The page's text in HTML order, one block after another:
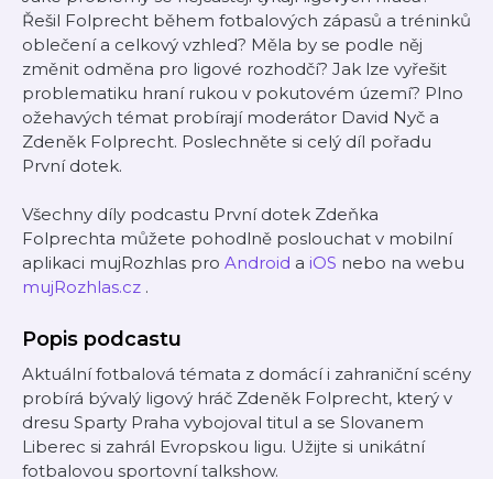
Řešil Folprecht během fotbalových zápasů a tréninků
oblečení a celkový vzhled? Měla by se podle něj
změnit odměna pro ligové rozhodčí? Jak lze vyřešit
problematiku hraní rukou v pokutovém území? Plno
ožehavých témat probírají moderátor David Nyč a
Zdeněk Folprecht. Poslechněte si celý díl pořadu
První dotek.
Všechny díly podcastu První dotek Zdeňka
Folprechta můžete pohodlně poslouchat v mobilní
aplikaci mujRozhlas pro Android a iOS nebo na webu
mujRozhlas.cz .
Popis podcastu
Aktuální fotbalová témata z domácí i zahraniční scény
probírá bývalý ligový hráč Zdeněk Folprecht, který v
dresu Sparty Praha vybojoval titul a se Slovanem
Liberec si zahrál Evropskou ligu. Užijte si unikátní
fotbalovou sportovní talkshow.